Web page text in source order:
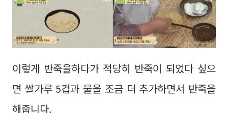
이렇게 반죽을하다가 적당히 반죽이 되었다 싶으
면 쌀가루 5컵과 물을 조금 더 추가하면서 반죽을
해줍니다.